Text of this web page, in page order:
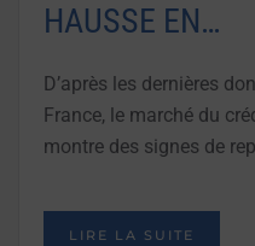
HAUSSE EN…
D’après les dernières
France, le marché du
montre des signes de
LIRE LA SUITE